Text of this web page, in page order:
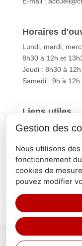
Horaires
Lundi, mardi,
8h30 à 12h et
Jeudi : 8h30 à 12h
Samedi : 9h à 12h
Liens utiles
Vichy
Région
© Mairie de
Gestion des
Nous utilisons
fonctionnement
cookies de
pouvez modifier